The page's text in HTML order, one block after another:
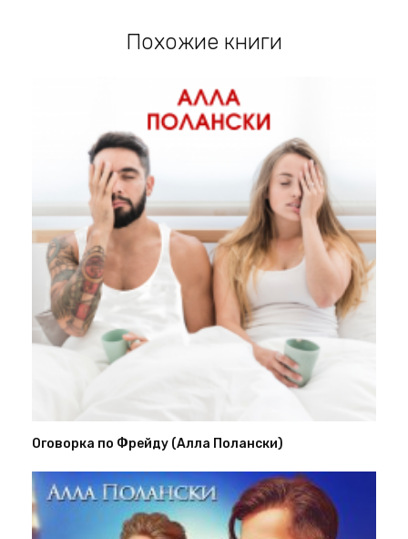
Похожие книги
Оговорка по Фрейду (Алла Полански)